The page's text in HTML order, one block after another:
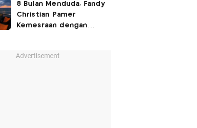
2026
8 Bulan Menduda, Fandy
Christian Pamer
Kemesraan dengan
Advertisement